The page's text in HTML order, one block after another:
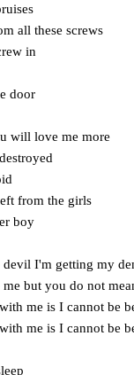
all these screws
in
door
will love me more
from the girls
boy
I'm getting my
but you do not
me is I cannot be
me is I cannot be